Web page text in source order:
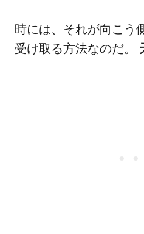
時には、それが向こう
受け取る方法なのだ。